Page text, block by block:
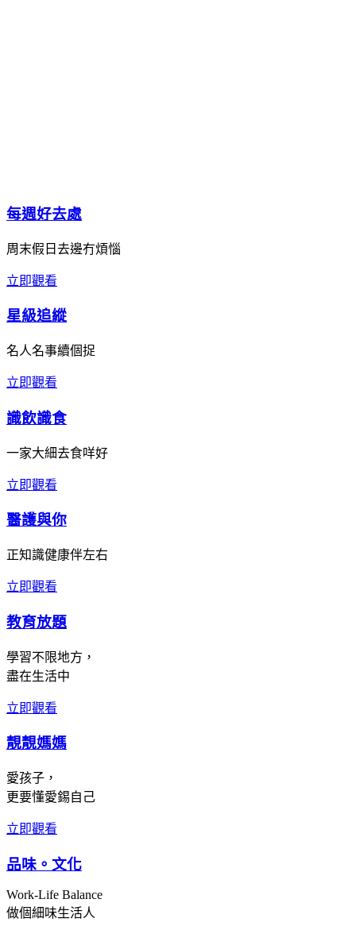
每週好去處
周末假日去邊冇煩惱
立即觀看
星級追縱
名人名事續個捉
立即觀看
識飲識食
一家大細去食咩好
立即觀看
醫護與你
正知識健康伴左右
立即觀看
教育放題
學習不限地方，
盡在生活中
立即觀看
靚靚媽媽
愛孩子，
更要懂愛錫自己
立即觀看
品味。文化
Work-Life Balance
做個細味生活人